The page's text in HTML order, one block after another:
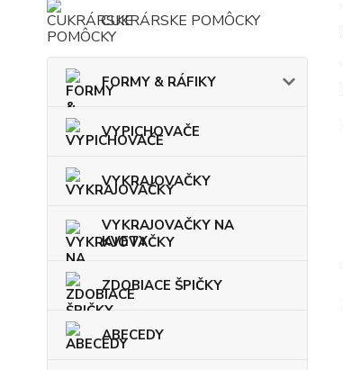
CUKRÁRSKE POMÔCKY
FORMY & RÁFIKY
VYPICHOVAČE
VYKRAJOVAČKY
VYKRAJOVAČKY NA
KVETY
ZDOBIACE ŠPIČKY
ABECEDY